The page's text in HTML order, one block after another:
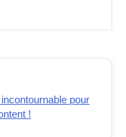
pour
!